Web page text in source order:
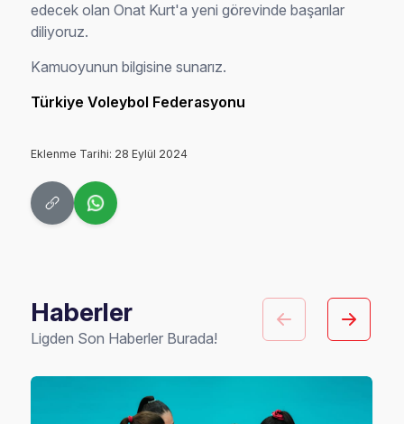
edecek olan Onat Kurt'a yeni görevinde başarılar
diliyoruz.
Kamuoyunun bilgisine sunarız.
Türkiye Voleybol Federasyonu
Eklenme Tarihi: 28 Eylül 2024
Haberler
Ligden Son Haberler Burada!